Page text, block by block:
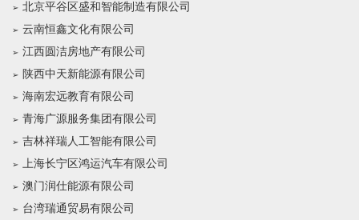
北京平谷区盛和智能制造有限公司
云南恒鑫文化有限公司
江西圆洁房地产有限公司
陕西中天新能源有限公司
海南宏远教育有限公司
青海广源服务集团有限公司
吉林祥瑞人工智能有限公司
上海长宁区鸿运汽车有限公司
澳门润仕能源有限公司
台湾瑞通贸易有限公司